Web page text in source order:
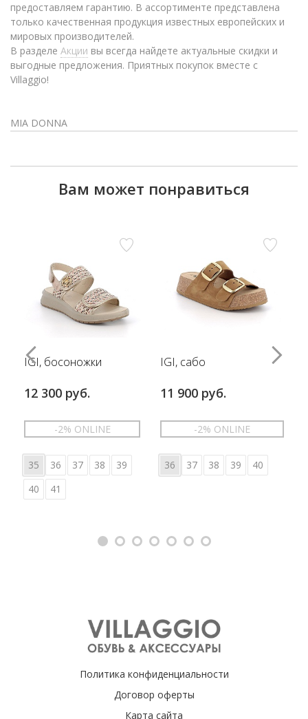
предоставляем гарантию. В ассортименте представлена
только качественная продукция известных европейских и
мировых производителей.
В разделе Акции вы всегда найдете актуальные скидки и
выгодные предложения. Приятных покупок вместе с
Villaggio!
MIA DONNA
Вам может понравиться
IGI, босоножки
12 300 руб.
-2% ONLINE
35 36 37 38
39
40
41
IGI, сабо
11 900 руб.
-2% ONLINE
36 37 38 39 40
Политика конфиденциальности
Договор оферты
Карта сайта